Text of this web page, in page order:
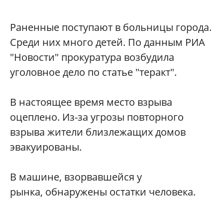
Раненные поступают в больницы города.
Среди них много детей. По данным РИА
"Новости" прокуратура возбудила
уголовное дело по статье "теракт".
В настоящее время место взрыва
оцеплено. Из-за угрозы повторного
взрыва жители близлежащих домов
эвакуированы.
В машине, взорвавшейся у
рынка, обнаружены остатки человека.